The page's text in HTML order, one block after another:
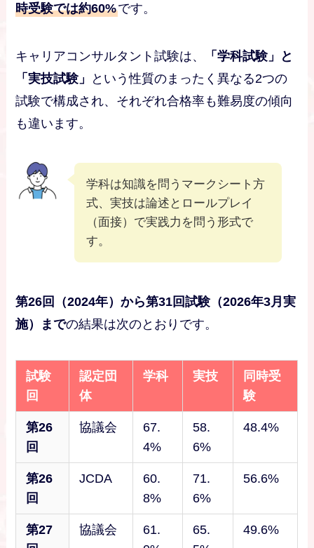
時受験では約60%です。
キャリアコンサルタント試験は、
「学科試験」と
「実技試験」
という性質のまったく異なる2つの
試験で構成され、それぞれ合格率も難易度の傾向
も違います。
学科は知識を問うマークシート方
式、実技は論述とロールプレイ
（面接）で実践力を問う形式で
す。
第26回（2024年）から第31回試験（2026年3月実
施）までの結果は次のとおりです。
試験
回
認定団
体
学科 実技
同時受
験
第26
回
協議会
67.
4%
58.
6%
48.4%
第26
回
JCDA
60.
8%
71.
6%
56.6%
第27
協議会
61.
65.
49.6%